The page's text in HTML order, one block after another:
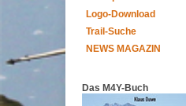
Logo-Download
Trail-Suche
NEWS MAGAZIN
Das M4Y-Buch